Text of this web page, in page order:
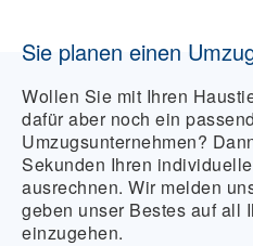
Sie planen einen
Wollen Sie mit Ihren
dafür aber noch ein
Umzugsunternehmen?
Sekunden Ihren
ausrechnen. Wir melden
geben unser Bestes auf all
einzugehen.